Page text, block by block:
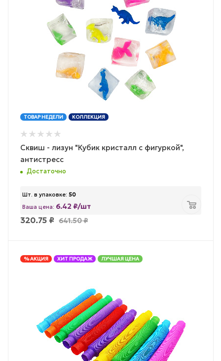
ТОВАР НЕДЕЛИ КОЛЛЕКЦИЯ
Сквиш - лизун "Кубик кристалл с фигуркой",
антистресс
Достаточно
Шт. в упаковке: 50
Ваша цена: 6.42 ₽/шт
320.75 ₽ 641.50₽
% АКЦИЯ ХИТ ПРОДАЖ ЛУЧШАЯ ЦЕНА